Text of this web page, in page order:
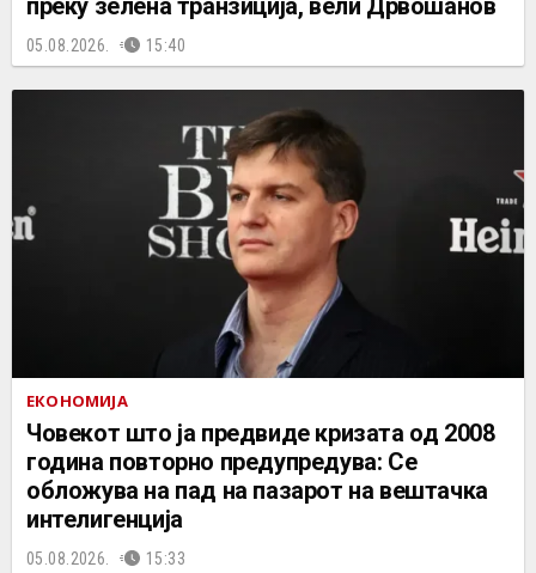
преку зелена транзиција, вели Дрвошанов
05.08.2026. 15:40
ЕКОНОМИЈА
Човекот што ја предвиде кризата од 2008
година повторно предупредува: Се
обложува на пад на пазарот на вештачка
интелигенција
05.08.2026. 15:33